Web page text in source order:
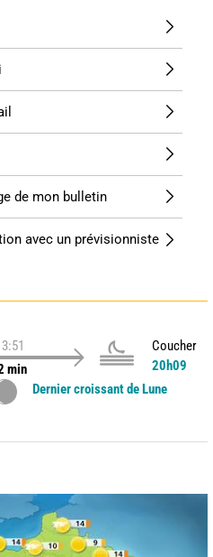
de mon bulletin
avec un prévisionniste
min
Coucher
20h09
Dernier croissant de Lune